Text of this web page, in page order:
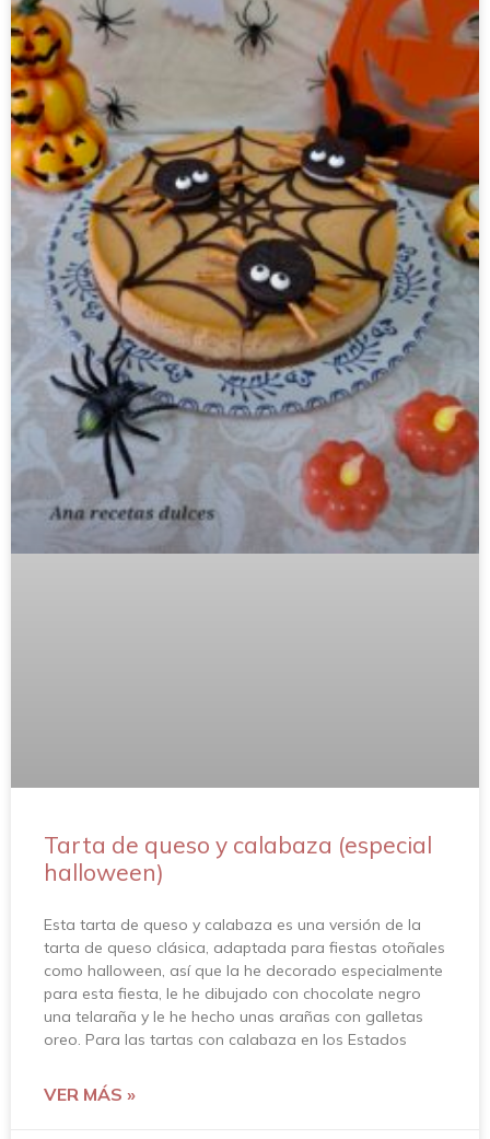
Tarta de queso y calabaza (especial
halloween)
Esta tarta de queso y calabaza es una versión de la
tarta de queso clásica, adaptada para fiestas otoñales
como halloween, así que la he decorado especialmente
para esta fiesta, le he dibujado con chocolate negro
una telaraña y le he hecho unas arañas con galletas
oreo. Para las tartas con calabaza en los Estados
VER MÁS »